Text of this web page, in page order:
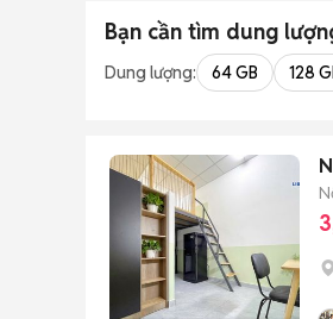
Bạn cần tìm dung
Dung lượng: 64 GB 128